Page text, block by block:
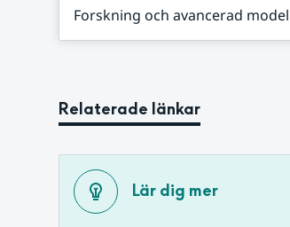
Forskning och avancerad
Relaterade länkar
Lär dig mer